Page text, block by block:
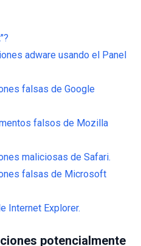
adware usando el Panel
falsas de Google
falsos de Mozilla
maliciosas de Safari.
falsas de Microsoft
Internet Explorer.
potencialmente